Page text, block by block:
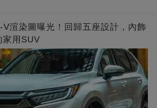
V渲染圖曝光！回歸五座設計，內飾
家用SUV